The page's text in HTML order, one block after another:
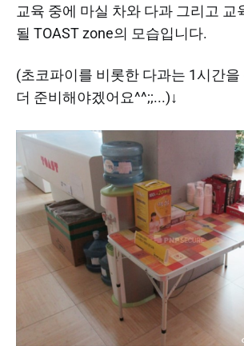
교육 중에 마실 차와 다과 그리고 교
될 TOAST zone의 모습입니다.
(초코파이를 비롯한 다과는 1시간을
더 준비해야겠어요^^;;...)↓​